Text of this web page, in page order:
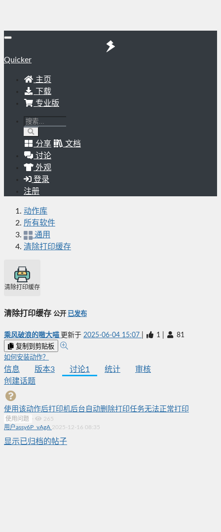
Quicker
主页
下载
专业版
分享
文档
讨论
外观
登录
注册
动作库
所有软件
通用
清除打印缓存
清除打印缓存
清除打印缓存 公开 已发布
乘风破浪的嗷大喵 更新于 2025-06-04 15:07 1 81
复制到剪贴板
如何安装动作？
信息 版本3 讨论1 统计
审核
创建话题
使用该动作后打印机后台自动删除打印任务无法正常打印
使用问题 ·
265
用户assy6P_vAgA 2025-12-16 08:35
显示已归档的帖子